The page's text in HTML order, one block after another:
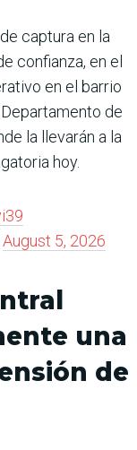
captura en la
confianza, en el
en el barrio
de
la llevarán a la
hoy.
August 5, 2026
una
de